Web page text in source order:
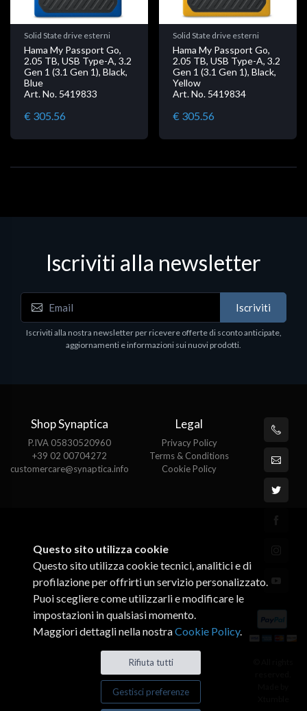
Solid State drive esterni
Hama My Passport Go,
2.05 TB, USB Type-A, 3.2
Gen 1 (3.1 Gen 1), Black,
Blue
Art. No. 5419833
€ 305.56
Solid State drive esterni
Hama My Passport Go,
2.05 TB, USB Type-A, 3.2
Gen 1 (3.1 Gen 1), Black,
Yellow
Art. No. 5419834
€ 305.56
Iscriviti alla newsletter
Iscriviti
Iscriviti alla nostra newsletter per ricevere offerte di sconto anticipate,
aggiornamenti e informazioni sui nuovi prodotti.
Shop Synaptica
P.IVA 05830520960
+39 02 00704272
customercare@synaptica.info
Legal
Privacy Policy
Terms & Conditions
Cookie Policy
Questo sito utilizza cookie
Questo sito utilizza cookie tecnici, analitici e di
profilazione per offrirti un servizio personalizzato.
Puoi scegliere come utilizzarli e modificare le
impostazioni in qualsiasi momento.
Maggiori dettagli nella nostraCookie Policy.
Rifiuta tutti
Gestisci preferenze